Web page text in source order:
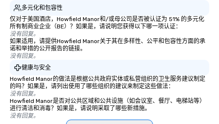
多元化和包容性
仅对于美国酒店，Howfield Manor和/或母公司是否被认证为 51% 的多元化
所有制商业企业（BE）？如果是，请说明您获得以下哪一项认证：
没有回复。
如果适用，请提供Howfield Manor关于其在多样性、公平和包容性方面的承
诺和举措的公开报告的链接。
没有回复。
健康与安全
Howfield Manor的做法是根据公共政府实体或私营组织的卫生服务建议制定
的吗？如果是，请列出使用了哪些组织的建议来制定这些做法：
没有回复。
Howfield Manor是否对公共区域和公共设施（如会议室、餐厅、电梯站等）
进行清洁和消毒？如果是，请说明采取了哪些新措施。
没有回复。